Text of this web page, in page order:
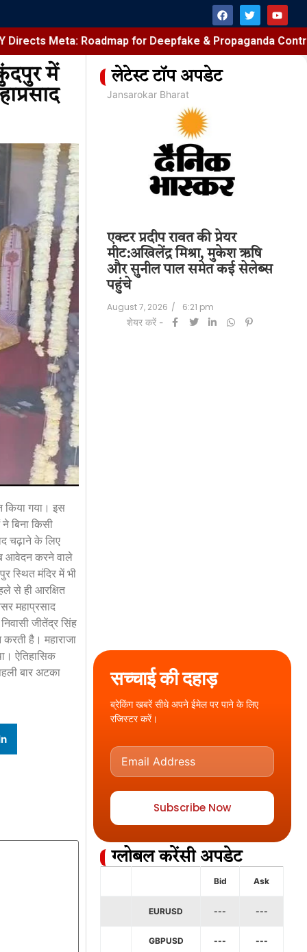
Roadmap for Deepfake & Propaganda Control
में
किया गया। इस
बिना किसी
चढ़ाने के लिए
आवेदन करने वाले
स्थित मंदिर में भी
से ही आरक्षित
महाप्रसाद
जीतेंद्र सिंह
है। महाराजा
ऐतिहासिक
बार अटका
लेटेस्ट टॉप अपडेट
Meta:
Deepfake &
Control
6:37 pm
Jansarokar Bharat
एक्टर प्रदीप रावत की प्रेयर
मीट:अखिलेंद्र मिश्रा, मुकेश ऋषि
और सुनील पाल समेत कई सेलेब्स
पहुंचे
August 7, 2026 /
6:21 pm
शेयर करें -
सच्चाई की दहाड़
ब्रेकिंग खबरें सीधे अपने ईमेल पर पाने के लिए
रजिस्टर करें।
Subscribe Now
ग्लोबल करेंसी अपडेट
Bid Ask
EURUSD --- ---
GBPUSD --- ---